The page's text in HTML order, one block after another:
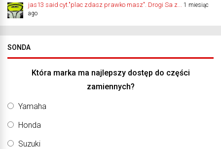
jas13 said cyt."plac zdasz prawko masz". Drogi Sa z...
1 miesiąc
ago
SONDA
Która marka ma najlepszy dostęp do części
zamiennych?
Yamaha
Honda
Suzuki